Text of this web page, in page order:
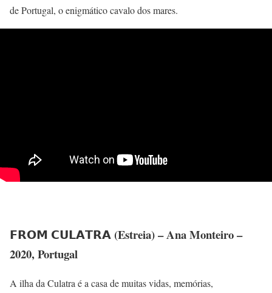
de Portugal, o enigmático cavalo dos mares.
𝗙𝗥𝗢𝗠 𝗖𝗨𝗟𝗔𝗧𝗥𝗔 (Estreia)– Ana Monteiro –
2020, Portugal
A ilha da Culatra é a casa de muitas vidas, memórias,